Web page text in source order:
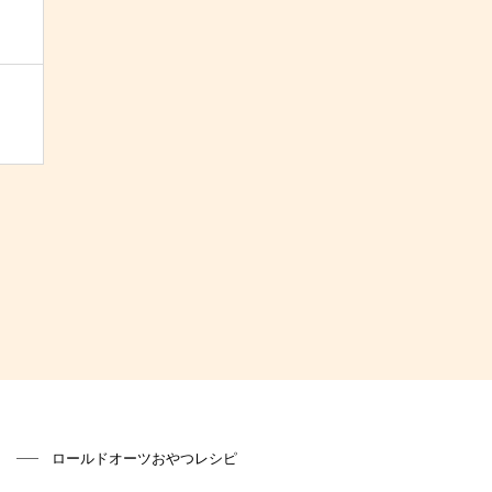
ロールドオーツおやつレシピ